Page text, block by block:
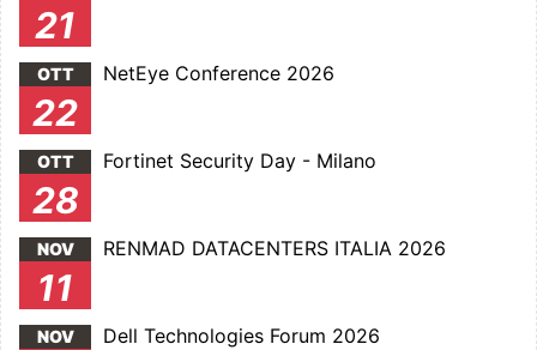
21
OTT
22
NetEye Conference 2026
OTT
28
Fortinet Security Day - Milano
NOV
11
RENMAD DATACENTERS ITALIA 2026
NOV Dell Technologies Forum 2026